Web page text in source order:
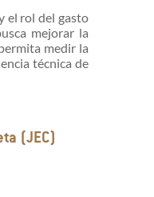
el rol del gasto
mejorar la
medir la
técnica de
(JEC)